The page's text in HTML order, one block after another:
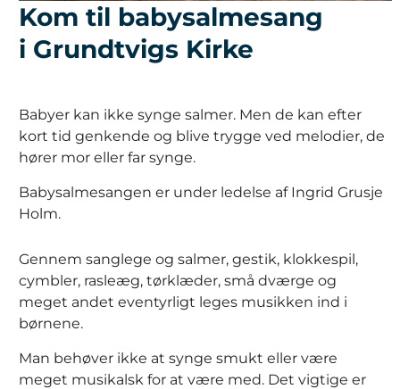
Kom til babysalmesang
i Grundtvigs Kirke
Babyer kan ikke synge salmer. Men de kan efter
kort tid genkende og blive trygge ved melodier, de
hører mor eller far synge.
Babysalmesangen er under ledelse af Ingrid Grusje
Holm.
Gennem sanglege og salmer, gestik, klokkespil,
cymbler, rasleæg, tørklæder, små dværge og
meget andet eventyrligt leges musikken ind i
børnene.
Man behøver ikke at synge smukt eller være
meget musikalsk for at være med. Det vigtige er